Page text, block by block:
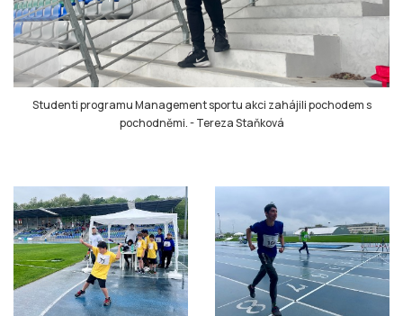
Studenti programu Management sportu akci zahájili pochodem s
pochodněmi.-Tereza Staňková